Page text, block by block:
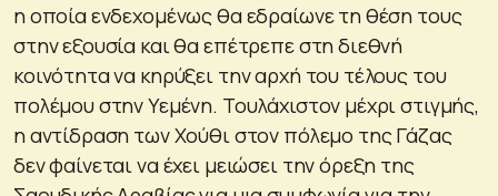
η οποία ενδεχομένως θα εδραίωνε τη θέση τους
στην εξουσία και θα επέτρεπε στη διεθνή
κοινότητα να κηρύξει την αρχή του τέλους του
πολέμου στην Υεμένη. Τουλάχιστον μέχρι στιγμής,
η αντίδραση των Χούθι στον πόλεμο της Γάζας
δεν φαίνεται να έχει μειώσει την όρεξη της